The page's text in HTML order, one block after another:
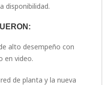
disponibilidad.
alto desempeño con
en video.
de planta y la nueva